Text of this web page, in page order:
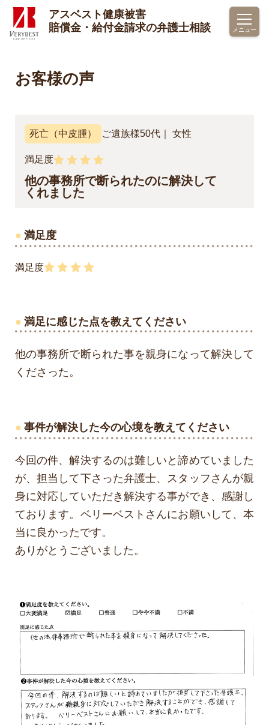
アスベスト健康被害
賠償金・給付金請求の弁護士相談
メニュー
トップページ お客様の声 死亡 他の事務所で断られたのに解
お客様の声
死亡（中皮腫） ご遺族様50代 女性
満足度
他の事務所で断られたのに解決して
くれました
満足度
満足度
満足に感じた点を教えてください
他の事務所で断られた事を親身になって解決して
くださった。
事件が解決した今の心境を教えてください
今回の件、解決するのは難しいと諦めていました
が、担当して下さった弁護士、スタッフさんが親
身に対応していただき解決する事ができ、感謝し
ております。ベリーベストさんにお願いして、本
当に良かったです。
ありがとうございました。